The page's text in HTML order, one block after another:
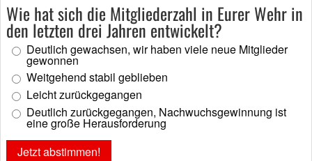
Wie hat sich die Mitgliederzahl in Eurer Wehr in
den letzten drei Jahren entwickelt?
Deutlich gewachsen, wir haben viele neue Mitglieder
gewonnen
Weitgehend stabil geblieben
Leicht zurückgegangen
Deutlich zurückgegangen, Nachwuchsgewinnung ist
eine große Herausforderung